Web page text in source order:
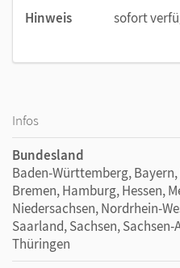
Hinweis
sofort
Infos
Bundesland
Baden-Württemberg,
Bremen, Hamburg, Hessen,
Niedersachsen, Nordrhein-
Saarland, Sachsen,
Thüringen